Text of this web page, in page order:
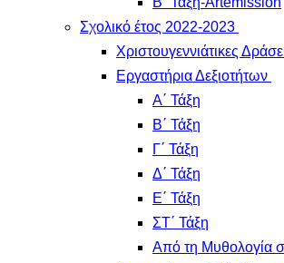
Σχολικό έτος 2022-2023
Χριστουγεννιάτικες
Εργαστήρια Δεξιοτήτων
Α΄ Τάξη
Β΄ Τάξη
Γ΄ Τάξη
Δ΄ Τάξη
Ε΄ Τάξη
ΣΤ΄ Τάξη
Από τη Μυθολογία